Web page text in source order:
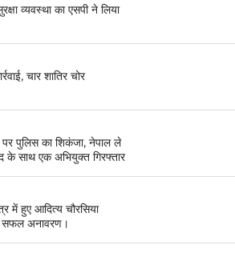
व्यवस्था का एसपी ने लिया
चार शातिर चोर
पर पुलिस का शिकंजा, नेपाल ले
के साथ एक अभियुक्त गिरफ्तार
में हुए आदित्य चौरसिया
सफल अनावरण।